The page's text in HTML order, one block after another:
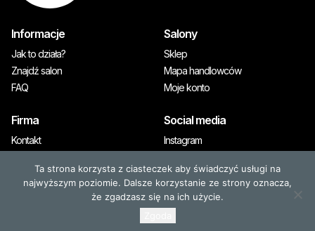
Informacje
Jak to działa?
Znajdź salon
FAQ
Salony
Sklep
Mapa handlowców
Moje konto
Firma
Kontakt
Social media
Instagram
© 2026, OLAPLEX. Wszystkie prawa zastrzeżone
Ta strona korzysta z ciasteczek aby świadczyć usługi na
najwyższym poziomie. Dalsze korzystanie ze strony oznacza,
że zgadzasz się na ich użycie.